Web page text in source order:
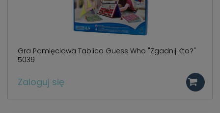
Gra Pamięciowa Tablica Guess Who "Zgadnij Kto?"
5039
Zaloguj się